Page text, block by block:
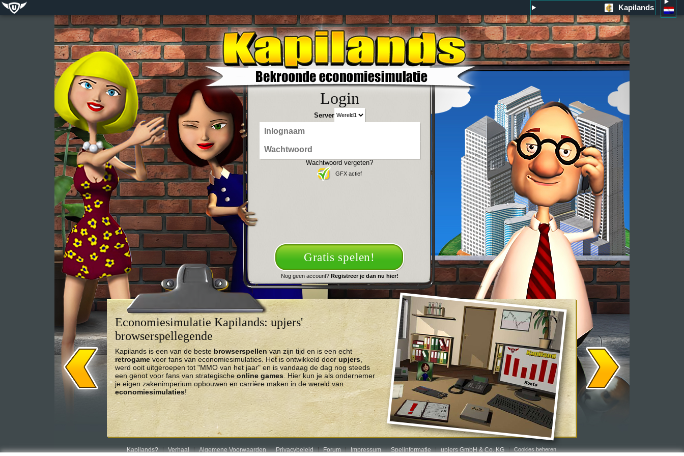
Kapilands
Login
Server
Wachtwoord vergeten?
GFX actief
Gratis spelen!
Nog geen account? Registreer je dan nu hier!
Economiesimulatie Kapilands: upjers'
browserspellegende
Kapilands is een van de beste browserspellen van zijn tijd en is een echt
retrogamevoor fans van economiesimulaties. Het is ontwikkeld door upjers,
werd ooit uitgeroepen tot "MMO van het jaar" en is vandaag de dag nog steeds
een genot voor fans van strategischeonline games. Hier kun je als ondernemer
je eigen zakenimperium opbouwen en carrière maken in de wereld van
economiesimulaties!
Kapilands? Verhaal Algemene Voorwaarden Privacybeleid Forum Impressum Spelinformatie upjers GmbH & Co. KG Cookies beheren